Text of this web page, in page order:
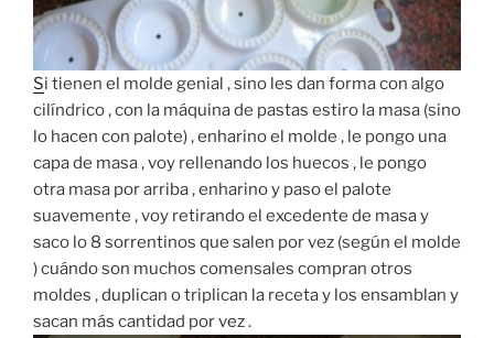
Si tienen el molde genial , sino les dan forma con algo
cilíndrico , con la máquina de pastas estiro la masa (sino
lo hacen con palote) , enharino el molde , le pongo una
capa de masa , voy rellenando los huecos , le pongo
otra masa por arriba , enharino y paso el palote
suavemente , voy retirando el excedente de masa y
saco lo 8 sorrentinos que salen por vez (según el molde
) cuándo son muchos comensales compran otros
moldes , duplican o triplican la receta y los ensamblan y
sacan más cantidad por vez .